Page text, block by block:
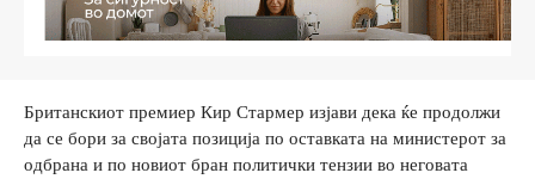
Британскиот премиер Кир Стармер изјави дека ќе продолжи
да се бори за својата позиција по оставката на министерот за
одбрана и по новиот бран политички тензии во неговата